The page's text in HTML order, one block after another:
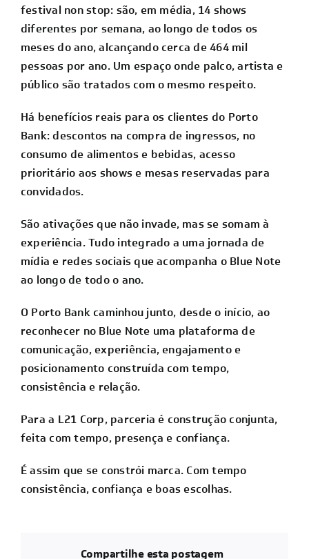
festival non stop: são, em média, 14 shows
diferentes por semana, ao longo de todos os
meses do ano, alcançando cerca de 464 mil
pessoas por ano. Um espaço onde palco, artista e
público são tratados com o mesmo respeito.
Há benefícios reais para os clientes do Porto
Bank: descontos na compra de ingressos, no
consumo de alimentos e bebidas, acesso
prioritário aos shows e mesas reservadas para
convidados.
São ativações que não invade, mas se somam à
experiência. Tudo integrado a uma jornada de
mídia e redes sociais que acompanha o Blue Note
ao longo de todo o ano.
O Porto Bank caminhou junto, desde o início, ao
reconhecer no Blue Note uma plataforma de
comunicação, experiência, engajamento e
posicionamento construída com tempo,
consistência e relação.
Para a L21 Corp, parceria é construção conjunta,
feita com tempo, presença e confiança.
É assim que se constrói marca. Com tempo
consistência, confiança e boas escolhas.
Compartilhe esta postagem